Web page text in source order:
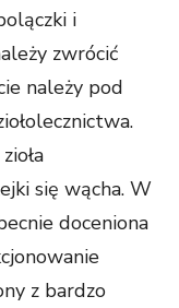
i
zwrócić
należy pod
się wącha. W
doceniona
z bardzo